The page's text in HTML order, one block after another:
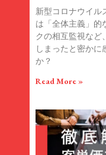
新型コロナウイル
は「全体主義」的
クの相互監視など
しまったと密かに
か？
Read More »